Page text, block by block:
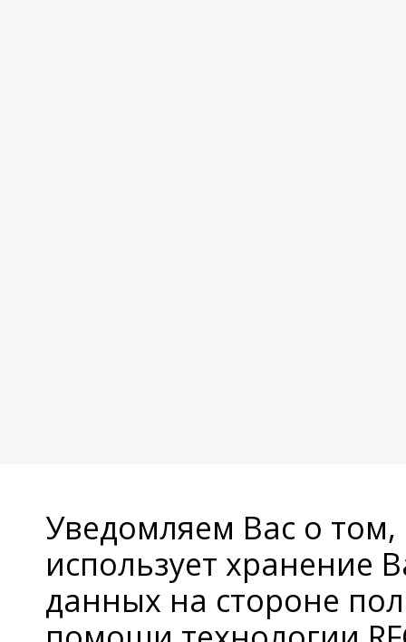
Уведомляем Вас о
использует хранение
данных на стороне